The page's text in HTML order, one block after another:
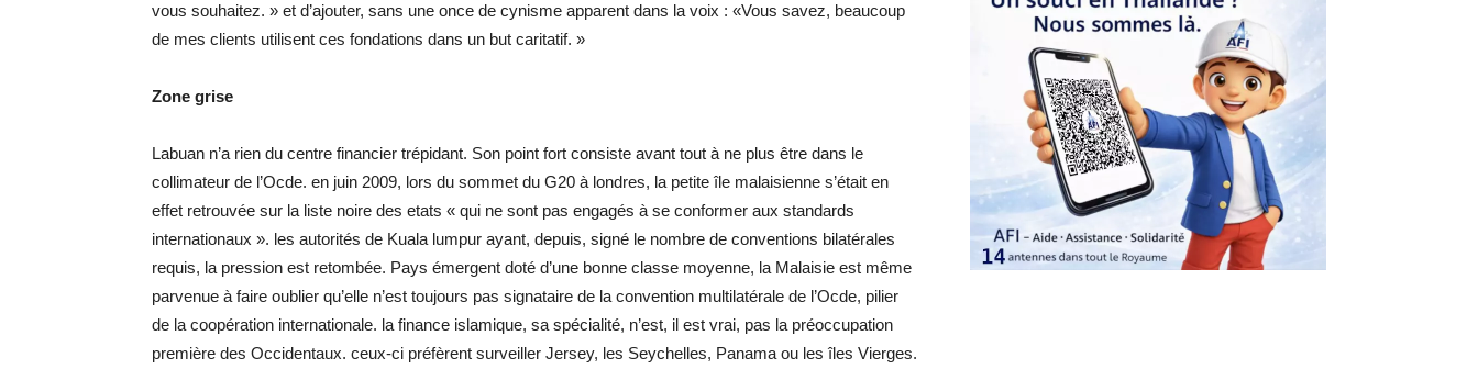
vous souhaitez. » et d’ajouter, sans une once de cynisme apparent dans la voix : «Vous savez, beaucoup
de mes clients utilisent ces fondations dans un but caritatif. »
Zone grise
Labuan n’a rien du centre financier trépidant. Son point fort consiste avant tout à ne plus être dans le
collimateur de l’Ocde. en juin 2009, lors du sommet du G20 à londres, la petite île malaisienne s’était en
effet retrouvée sur la liste noire des etats « qui ne sont pas engagés à se conformer aux standards
internationaux ». les autorités de Kuala lumpur ayant, depuis, signé le nombre de conventions bilatérales
requis, la pression est retombée. Pays émergent doté d’une bonne classe moyenne, la Malaisie est même
parvenue à faire oublier qu’elle n’est toujours pas signataire de la convention multilatérale de l’Ocde, pilier
de la coopération internationale. la finance islamique, sa spécialité, n’est, il est vrai, pas la préoccupation
première des Occidentaux. ceux-ci préfèrent surveiller Jersey, les Seychelles, Panama ou les îles Vierges.